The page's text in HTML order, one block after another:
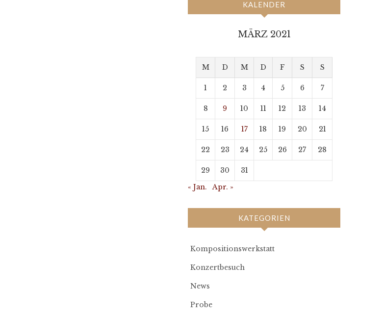
KALENDER
MÄRZ 2021
M D M D F S S
1 2 3 4 5 6 7
8 9 10 11 12 13 14
15 16 17 18 19 20 21
22 23 24 25 26 27 28
29 30
31
« Jan.
Apr. »
KATEGORIEN
Kompositionswerkstatt
Konzertbesuch
News
Probe